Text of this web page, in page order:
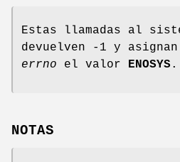
Estas llamadas al
devuelven -1 y
errno el valor ENOSYS .
NOTAS